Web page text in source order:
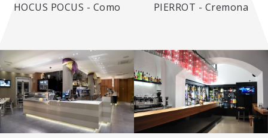
HOCUS POCUS - Como PIERROT - Cremona